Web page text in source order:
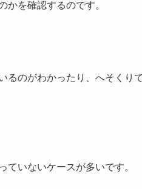
かを確認するのです。
のがわかったり、へそくり
いないケースが多いです。